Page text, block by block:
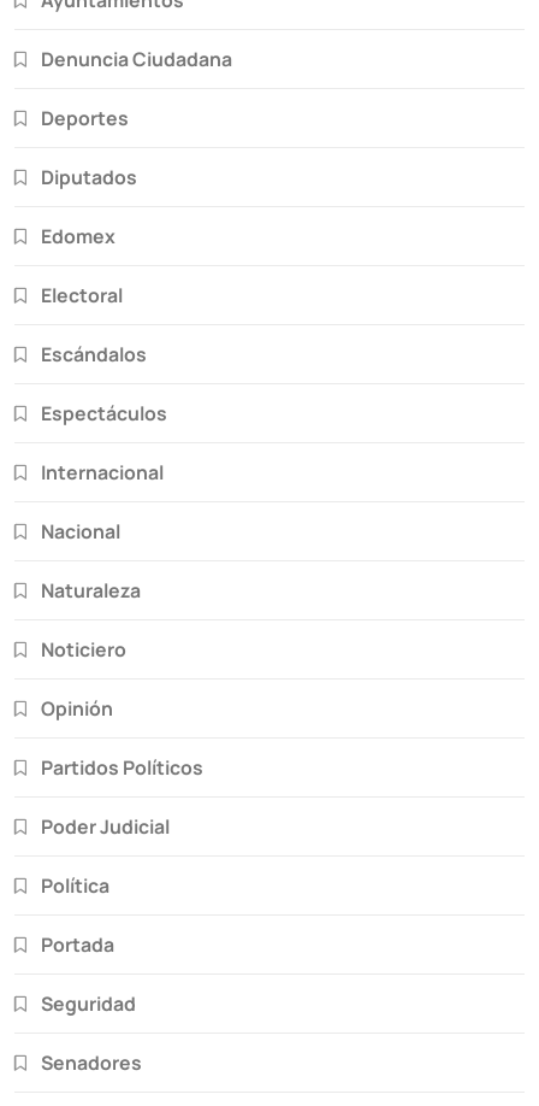
Denuncia Ciudadana
Deportes
Diputados
Edomex
Electoral
Escándalos
Espectáculos
Internacional
Nacional
Naturaleza
Noticiero
Opinión
Partidos Políticos
Poder Judicial
Política
Portada
Seguridad
Senadores